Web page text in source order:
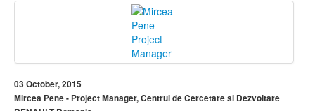
03 October, 2015
Mircea Pene - Project Manager, Centrul de Cercetare si Dezvoltare